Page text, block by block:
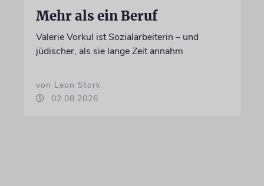
Mehr als ein Beruf
Valerie Vorkul ist Sozialarbeiterin – und
jüdischer, als sie lange Zeit annahm
von Leon Stork
02.08.2026